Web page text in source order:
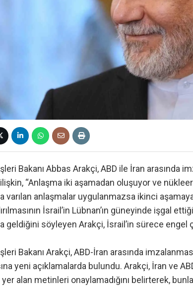
Bakanı Abbas Arakçi, ABD ile İran arasında
“Anlaşma iki aşamadan oluşuyor ve
varılan anlaşmalar uygulanmazsa ikinci
İsrail’in Lübnan’ın güneyinde işgal
geldiğini söyleyen Arakçi, İsrail’in sürece engel
Bakanı Arakçi, ABD-İran arasında
yeni açıklamalarda bulundu. Arakçi, İran ve
yer alan metinleri onaylamadığını belirterek,